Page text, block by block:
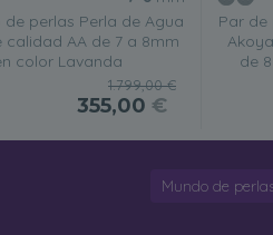
de perlas Perla de Agua
calidad AA de 7 a 8mm
color Lavanda
1.799,00 €
355,00 €
Par de
de
Mundo de